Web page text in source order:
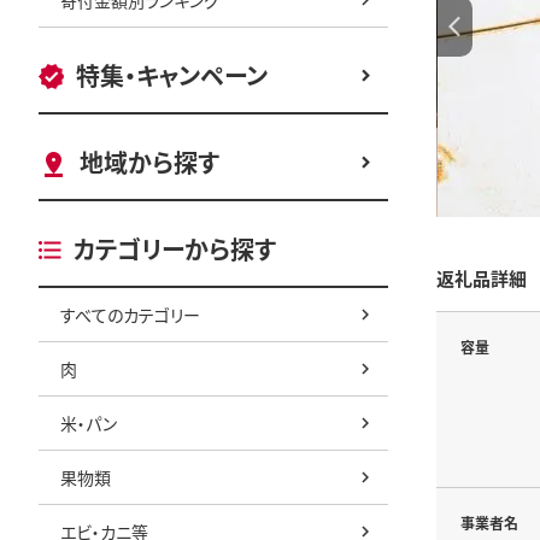
特集・キャンペーン
地域から探す
カテゴリーから探す
すべてのカテゴリー
肉
米・パン
果物類
エビ・カニ等
返礼品詳細
容量
事業者名